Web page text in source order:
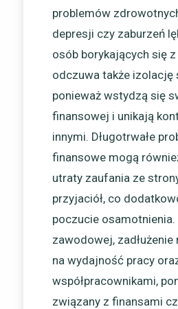
problemów
depresji czy zaburzeń
osób borykających się z
odczuwa także izolację
ponieważ wstydzą się
finansowej i unikają
innymi. Długotrwałe
finansowe mogą
utraty zaufania ze
przyjaciół, co
poczucie
zawodowej, zadłużenie
na wydajność pracy
współpracownikami,
związany z finansami